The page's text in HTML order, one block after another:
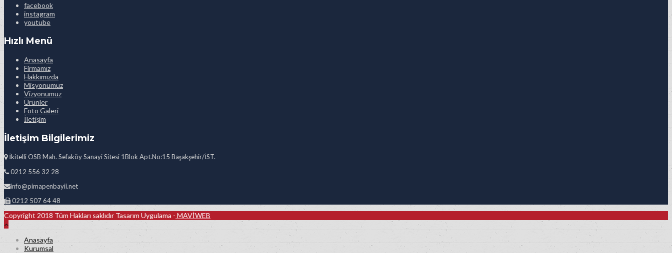
facebook
instagram
youtube
Hızlı Menü
Anasayfa
Firmamız
Hakkımızda
Misyonumuz
Vizyonumuz
Ürünler
Foto Galeri
İletişim
İletişim Bilgilerimiz
İkitelli OSB Mah. Sefaköy Sanayi Sitesi 1Blok Apt.No:15 Başakşehir/İST.
0212 556 32 28
info@pimapenbayii.net
0212 507 64 48
Copyright 2018 Tüm Hakları saklıdır Tasarım Uygulama - MAVİWEB
Anasayfa
Kurumsal